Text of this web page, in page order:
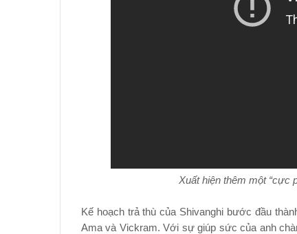
Xuất hiện thêm một “cực
Kế hoạch trả thù của Shivanghi bước đầu
Ama và Vickram. Với sự giúp sức của anh